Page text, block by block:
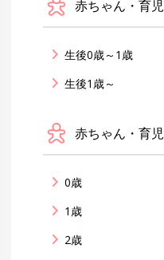
赤ちゃん・育児
生後0歳～1歳
生後1歳～
赤ちゃん・育児
0歳
1歳
2歳